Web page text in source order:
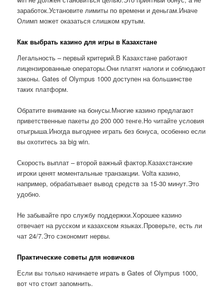
заработок.Установите лимиты по времени и деньгам.Иначе
Олимп может оказаться слишком крутым.
Как выбрать казино для игры в Казахстане
Легальность – первый критерий.В Казахстане работают
лицензированные операторы.Они платят налоги и соблюдают
законы. Gates of Olympus 1000 доступен на большинстве
таких платформ.
Обратите внимание на бонусы.Многие казино предлагают
приветственные пакеты до 200 000 тенге.Но читайте условия
отыгрыша.Иногда выгоднее играть без бонуса, особенно если
вы охотитесь за big win.
Скорость выплат – второй важный фактор.Казахстанские
игроки ценят моментальные транзакции. Volta казино,
например, обрабатывает вывод средств за 15-30 минут.Это
удобно.
Не забывайте про службу поддержки.Хорошее казино
отвечает на русском и казахском языках.Проверьте, есть ли
чат 24/7.Это сэкономит нервы.
Практические советы для новичков
Если вы только начинаете играть в Gates of Olympus 1000,
вот что стоит запомнить.